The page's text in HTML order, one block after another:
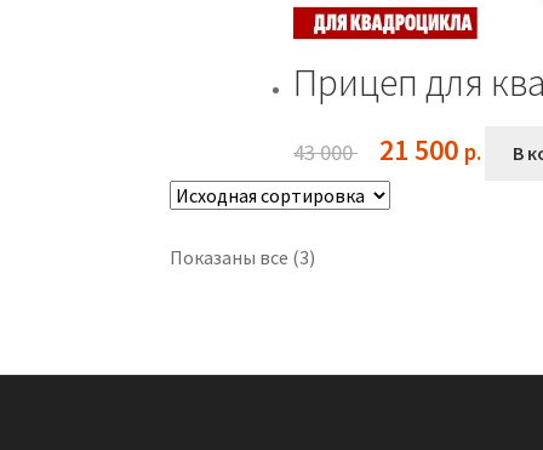
Прицеп для
43 000
Первоначальная
составляла
21 500 В
Показаны все (3)